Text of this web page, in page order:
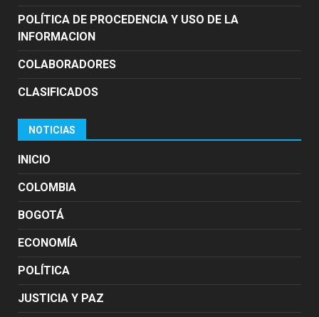
POLÍTICA DE PROCEDENCIA Y USO DE LA
INFORMACION
COLABORADORES
CLASIFICADOS
NOTICIAS
INICIO
COLOMBIA
BOGOTÁ
ECONOMÍA
POLÍTICA
JUSTICIA Y PAZ